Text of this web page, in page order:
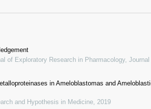
of Exploratory Research in Pharmacology,
in Ameloblastomas and
and Hypothesis in Medicine 2019